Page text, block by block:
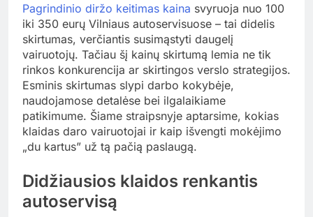
Pagrindinio diržo keitimas kaina svyruoja nuo 100
iki 350 eurų Vilniaus autoservisuose – tai didelis
skirtumas, verčiantis susimąstyti daugelį
vairuotojų. Tačiau šį kainų skirtumą lemia ne tik
rinkos konkurencija ar skirtingos verslo strategijos.
Esminis skirtumas slypi darbo kokybėje,
naudojamose detalėse bei ilgalaikiame
patikimume. Šiame straipsnyje aptarsime, kokias
klaidas daro vairuotojai ir kaip išvengti mokėjimo
„du kartus” už tą pačią paslaugą.
Didžiausios klaidos renkantis
autoservisą